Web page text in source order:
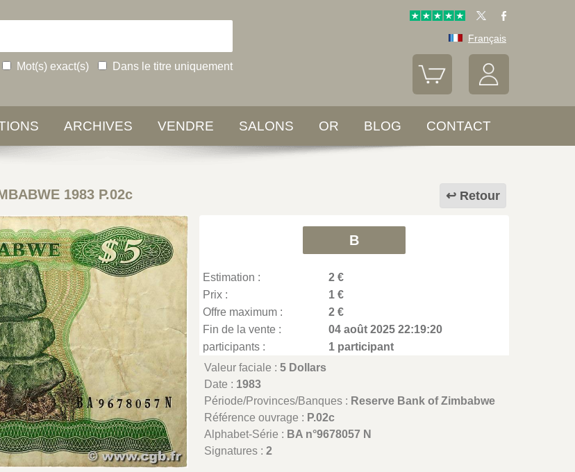
Mot(s) exact(s) Dans le titre uniquement
Français
ARCHIVES VENDRE SALONS OR BLOG CONTACT
Retour
1983 P.02c
B
Estimation :
2 €
Prix :
1 €
Offre maximum :
2 €
Fin de la vente :
04 août 2025 22:19:20
participants :
1 participant
Valeur faciale :5 Dollars
Date : 1983
Période/Provinces/Banques : Reserve Bank of Zimbabwe
Référence ouvrage : P.02c
Alphabet-Série : BA n°9678057 N
Signatures :2